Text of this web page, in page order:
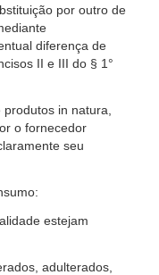
por outro de
diferença de
II e III do § 1°
in natura,
o fornecedor
seu
estejam
adulterados,